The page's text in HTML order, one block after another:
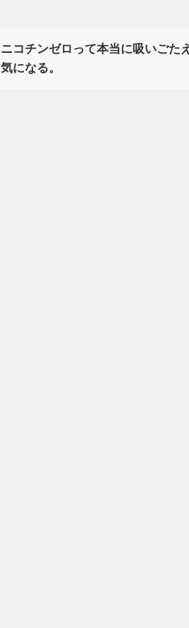
ニコチンゼロって本当に吸いごた
気になる。